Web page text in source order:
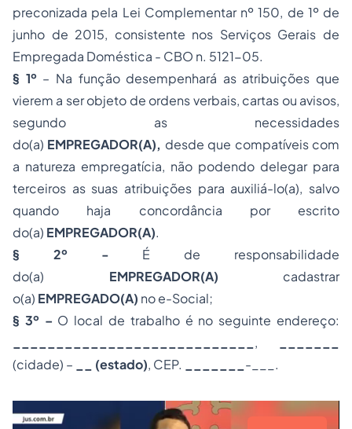
preconizada pela Lei Complementar nº 150, de 1º de
junho de 2015, consistente nos Serviços Gerais de
Empregada Doméstica - CBO n. 5121-05.
§ 1º – Na função desempenhará as atribuições que
vierem a ser objeto de ordens verbais, cartas ou avisos,
segundo as necessidades
do(a) EMPREGADOR(A), desde que compatíveis com
a natureza empregatícia, não podendo delegar para
terceiros as suas atribuições para auxiliá-lo(a), salvo
quando haja concordância por escrito
do(a) EMPREGADOR(A).
§ 2º - É de responsabilidade
do(a) EMPREGADOR(A) cadastrar
o(a) EMPREGADO(A) no e-Social;
§ 3º – O local de trabalho é no seguinte endereço:
,
(cidade) –
(estado), CEP. -___.